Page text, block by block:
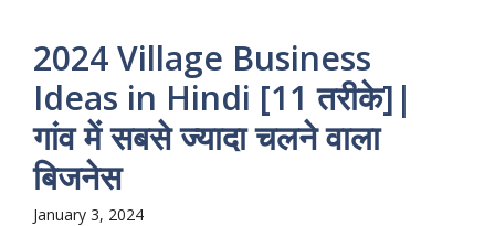
2024 Village Business
Ideas in Hindi [11 तरीके]|
गांव में सबसे ज्यादा चलने वाला
बिजनेस
January 3, 2024